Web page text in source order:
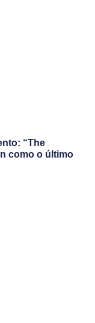
“The
como o último